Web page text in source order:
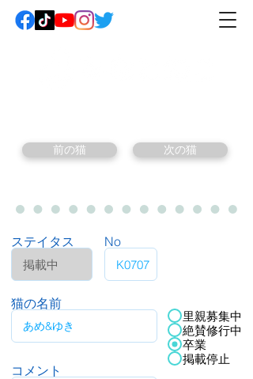
前の猫 次の猫
ステイタス No
猫の名前
コメント
里親募集中
絶賛修行中
卒業
掲載停止